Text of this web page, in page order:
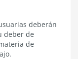
deberán
deber de
de